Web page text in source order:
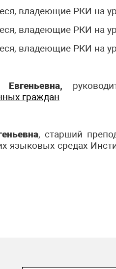
владеющие РКИ на
владеющие РКИ на
владеющие РКИ на
Евгеньевна,
граждан
, старший
языковых средах